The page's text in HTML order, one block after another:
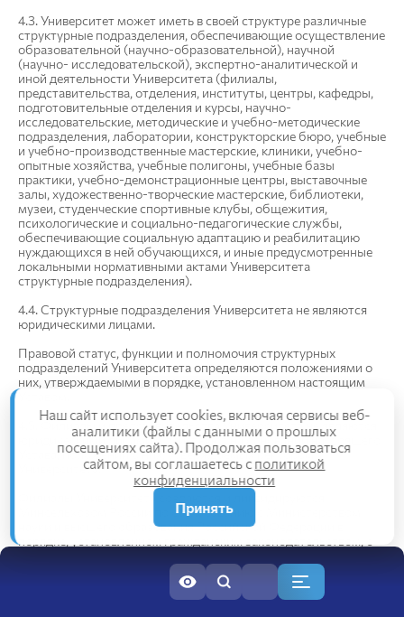
4.3. Университет может иметь в своей структуре различные
структурные подразделения, обеспечивающие осуществление
образовательной (научно-образовательной), научной
(научно- исследовательской), экспертно-аналитической и
иной деятельности Университета (филиалы,
представительства, отделения, институты, центры, кафедры,
подготовительные отделения и курсы, научно-
исследовательские, методические и учебно-методические
подразделения, лаборатории, конструкторские бюро, учебные
и учебно-производственные мастерские, клиники, учебно-
опытные хозяйства, учебные полигоны, учебные базы
практики, учебно-демонстрационные центры, выставочные
залы, художественно-творческие мастерские, библиотеки,
музеи, студенческие спортивные клубы, общежития,
психологические и социально-педагогические службы,
обеспечивающие социальную адаптацию и реабилитацию
нуждающихся в ней обучающихся, и иные предусмотренные
локальными нормативными актами Университета
структурные подразделения).
4.4. Структурные подразделения Университета не являются
юридическими лицами.
Правовой статус, функции и полномочия структурных
подразделений Университета определяются положениями о
них, утверждаемыми в порядке, установленном настоящим
4.5. Филиалы и представительства Университета не являются
юридическими лицами и действуют на основании настоящего
Устава, положений о них, утверждаемых ректором
Университета.
Филиалы Университета создаются и ликвидируются
Минсельхозом России по согласованию с Министерством
науки и высшего образования Российской Федерации в
порядке, установленном гражданским законодательством, с
законом от 29 декабря 2012 г. № 273-ФЗ «Об образовании в
Наш сайт использует cookies, включая сервисы веб-
аналитики (файлы с данными о прошлых
посещениях сайта). Продолжая пользоваться
сайтом, вы соглашаетесь с политикой
конфиденциальности
Принять